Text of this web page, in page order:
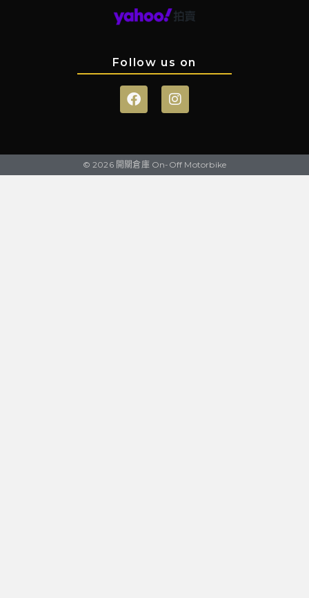
Follow us on
© 2026 開關倉庫 On-Off Motorbike